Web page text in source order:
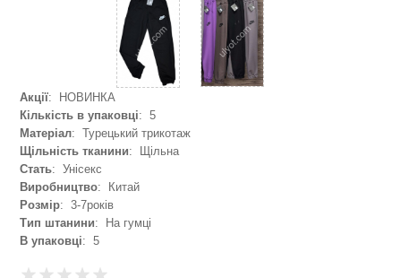
Акції: НОВИНКА
Кількість в упаковці: 5
Матеріал: Турецький трикотаж
Щільність тканини: Щільна
Стать: Унісекс
Виробництво: Китай
Розмір: 3-7років
Тип штанини: На гумці
В упаковці: 5